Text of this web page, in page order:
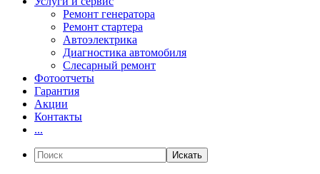
Ремонт генератора
Ремонт стартера
Автоэлектрика
Диагностика автомобиля
Слесарный ремонт
Фотоотчеты
Гарантия
Акции
Контакты
...
Искать